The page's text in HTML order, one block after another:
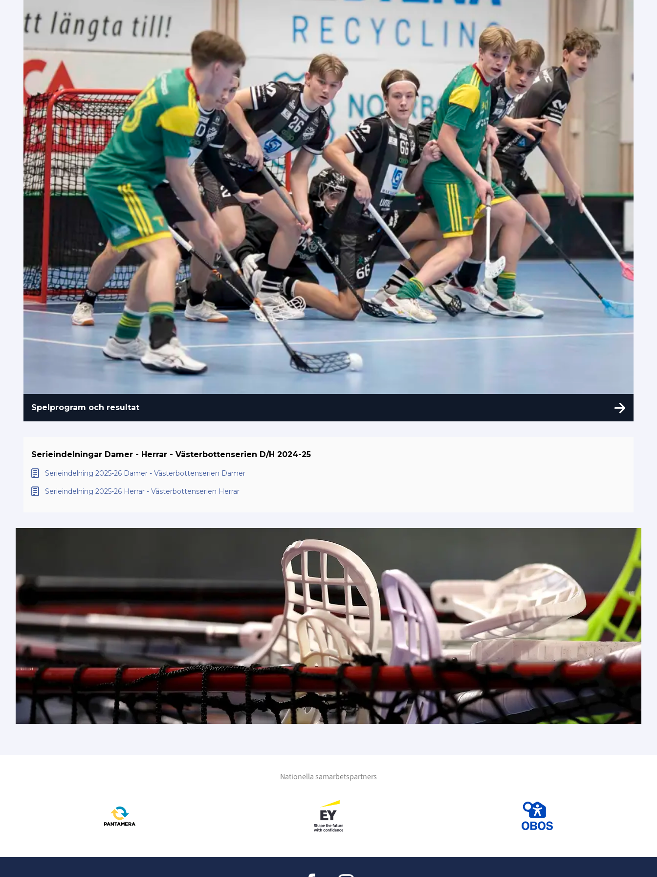
Spelprogram och resultat
Serieindelningar Damer - Herrar - Västerbottenserien D/H 2024-25
Serieindelning 2025-26 Damer - Västerbottenserien Damer
Serieindelning 2025-26 Herrar - Västerbottenserien Herrar
Nationella samarbetspartners